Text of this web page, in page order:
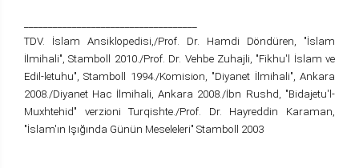
TDV. İslam Ansiklopedisi,/Prof. Dr. Hamdi Döndüren, "İslam
İlmihali", Stamboll 2010./Prof. Dr. Vehbe Zuhajli, "Fikhu'l İslam ve
Edil-letuhu", Stamboll 1994./Komision, "Diyanet İlmihali", Ankara
2008./Diyanet Hac İlmihali, Ankara 2008./İbn Rushd, "Bidajetu'l-
Muxhtehid" verzioni Turqishte./Prof. Dr. Hayreddin Karaman,
"İslam'ın Işığında Günün Meseleleri" Stamboll 2003